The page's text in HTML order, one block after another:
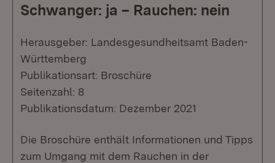
Schwanger: ja – Rauchen: nein
Herausgeber: Landesgesundheitsamt Baden-
Württemberg
Publikationsart: Broschüre
Seitenzahl: 8
Publikationsdatum: Dezember 2021
Die Broschüre enthält Informationen und Tipps
zum Umgang mit dem Rauchen in der